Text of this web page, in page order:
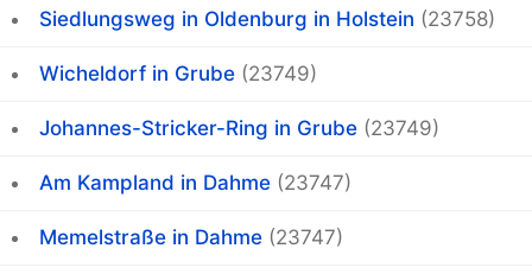
Siedlungsweg in Oldenburg in Holstein (23758)
Wicheldorf in Grube (23749)
Johannes-Stricker-Ring in Grube (23749)
Am Kampland in Dahme (23747)
Memelstraße in Dahme (23747)